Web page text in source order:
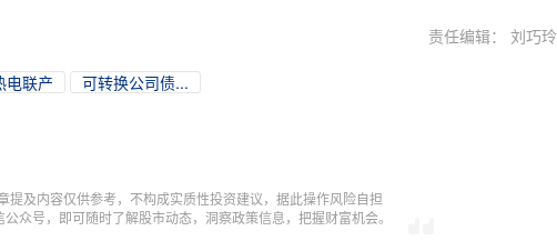
责任编辑： 刘巧玲
电联产 可转换公司债...
提及内容仅供参考，不构成实质性投资建议，据此操作风险自担
众号，即可随时了解股市动态，洞察政策信息，把握财富机会。